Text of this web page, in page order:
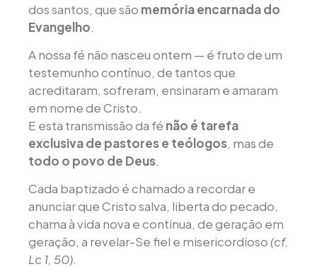
dos santos, que são memória encarnada do
Evangelho.
A nossa fé não nasceu ontem — é fruto de um
testemunho contínuo, de tantos que
acreditaram, sofreram, ensinaram e amaram
em nome de Cristo.
E esta transmissão da fé não é tarefa
exclusiva de pastores e teólogos, mas de
todo o povo de Deus.
Cada baptizado é chamado a recordar e
anunciar que Cristo salva, liberta do pecado,
chama à vida nova e continua, de geração em
geração, a revelar-Se fiel e misericordioso (cf.
Lc 1, 50).